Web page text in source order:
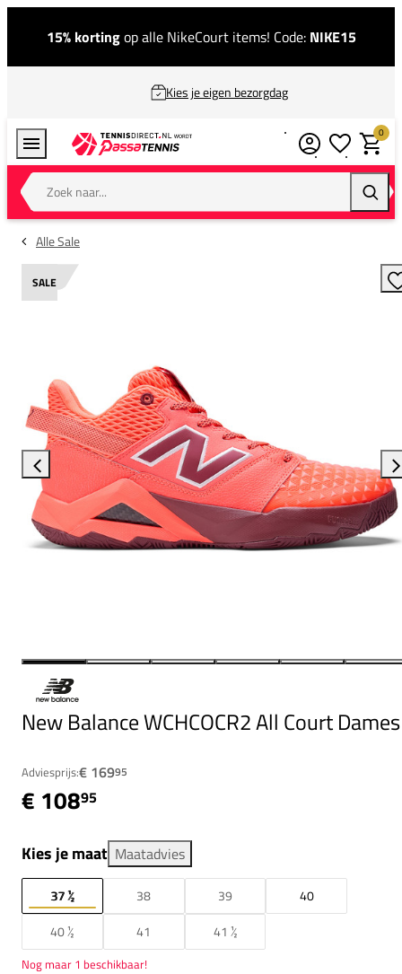
15% kortingop alle NikeCourt items! Code: NIKE15
Kies je eigen bezorgdag
Zoek naar...
0
Alle Sale
SALE
New Balance WCHCOCR2 All Court Dames
Adviesprijs:€ 16995
€ 10895
Kies je maat Maatadvies
37 ½ 38 39
40
40 ½
41 41 ½
Nog maar 1 beschikbaar!